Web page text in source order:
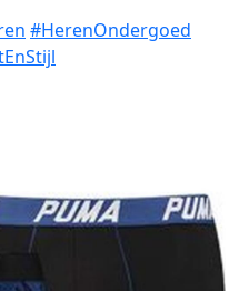
#HerenOndergoed